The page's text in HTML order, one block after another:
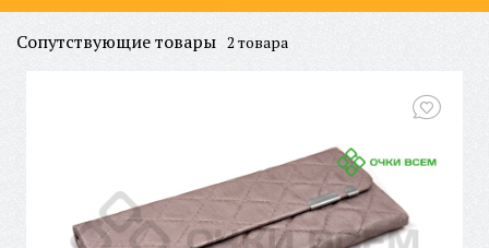
Сопутствующие товары 2 товара